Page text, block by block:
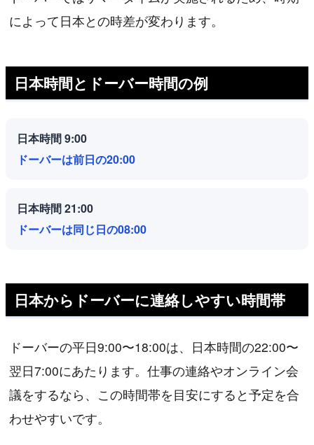
によって日本との時差が変わります。
日本時間とドーバー時間の例
日本時間 9:00
ドーバーは前日の20:00
日本時間 21:00
ドーバーは同じ日の08:00
日本からドーバーに連絡しやすい時間帯
ドーバーの平日9:00〜18:00は、日本時間の22:00〜
翌日7:00にあたります。仕事の連絡やオンライン会
議をするなら、この時間帯を目安にすると予定を合
わせやすいです。